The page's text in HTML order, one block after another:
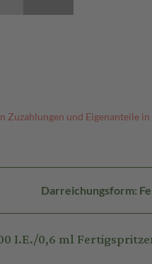
Zuzahlungen und Eigenanteile in
Darreichungsform:
I.E./0,6 ml